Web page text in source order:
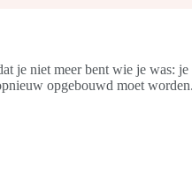
je niet meer bent wie je
opgebouwd moet